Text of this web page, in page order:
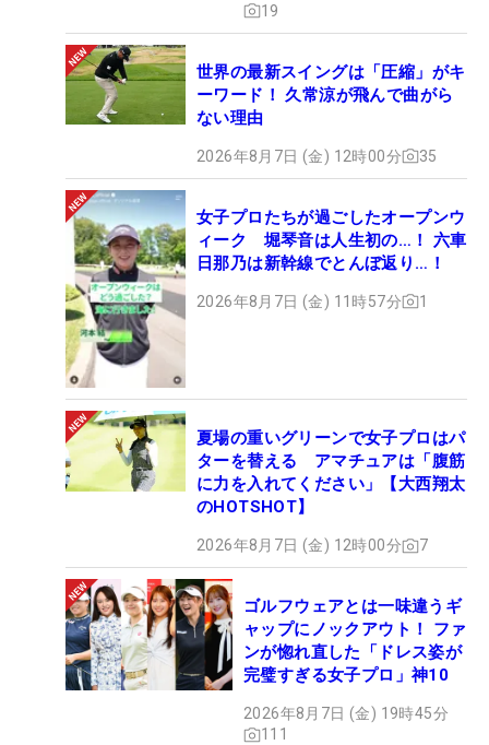
19
世界の最新スイングは「圧縮」がキ
ーワード！ 久常涼が飛んで曲がら
ない理由
2026年8月7日 (金) 12時00分 35
女子プロたちが過ごしたオープンウ
ィーク 堀琴音は人生初の…！ 六車
日那乃は新幹線でとんぼ返り…！
2026年8月7日 (金) 11時57分 1
夏場の重いグリーンで女子プロはパ
ターを替える アマチュアは「腹筋
に力を入れてください」【大西翔太
のHOTSHOT】
2026年8月7日 (金) 12時00分 7
ゴルフウェアとは一味違うギ
ャップにノックアウト！ ファ
ンが惚れ直した「ドレス姿が
完璧すぎる女子プロ」神10
2026年8月7日 (金) 19時45分
111